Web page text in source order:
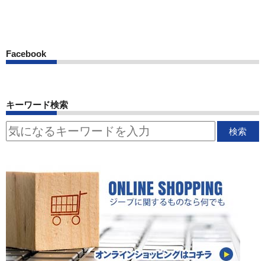
Facebook
キーワード検索